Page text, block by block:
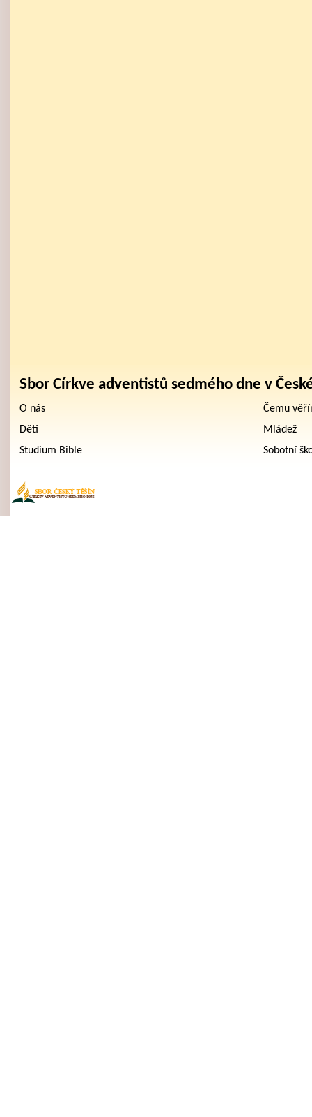
Sbor Církve adventistů sedmého dne v
O nás
Čemu
Děti
Mládež
Studium Bible
Sobotní